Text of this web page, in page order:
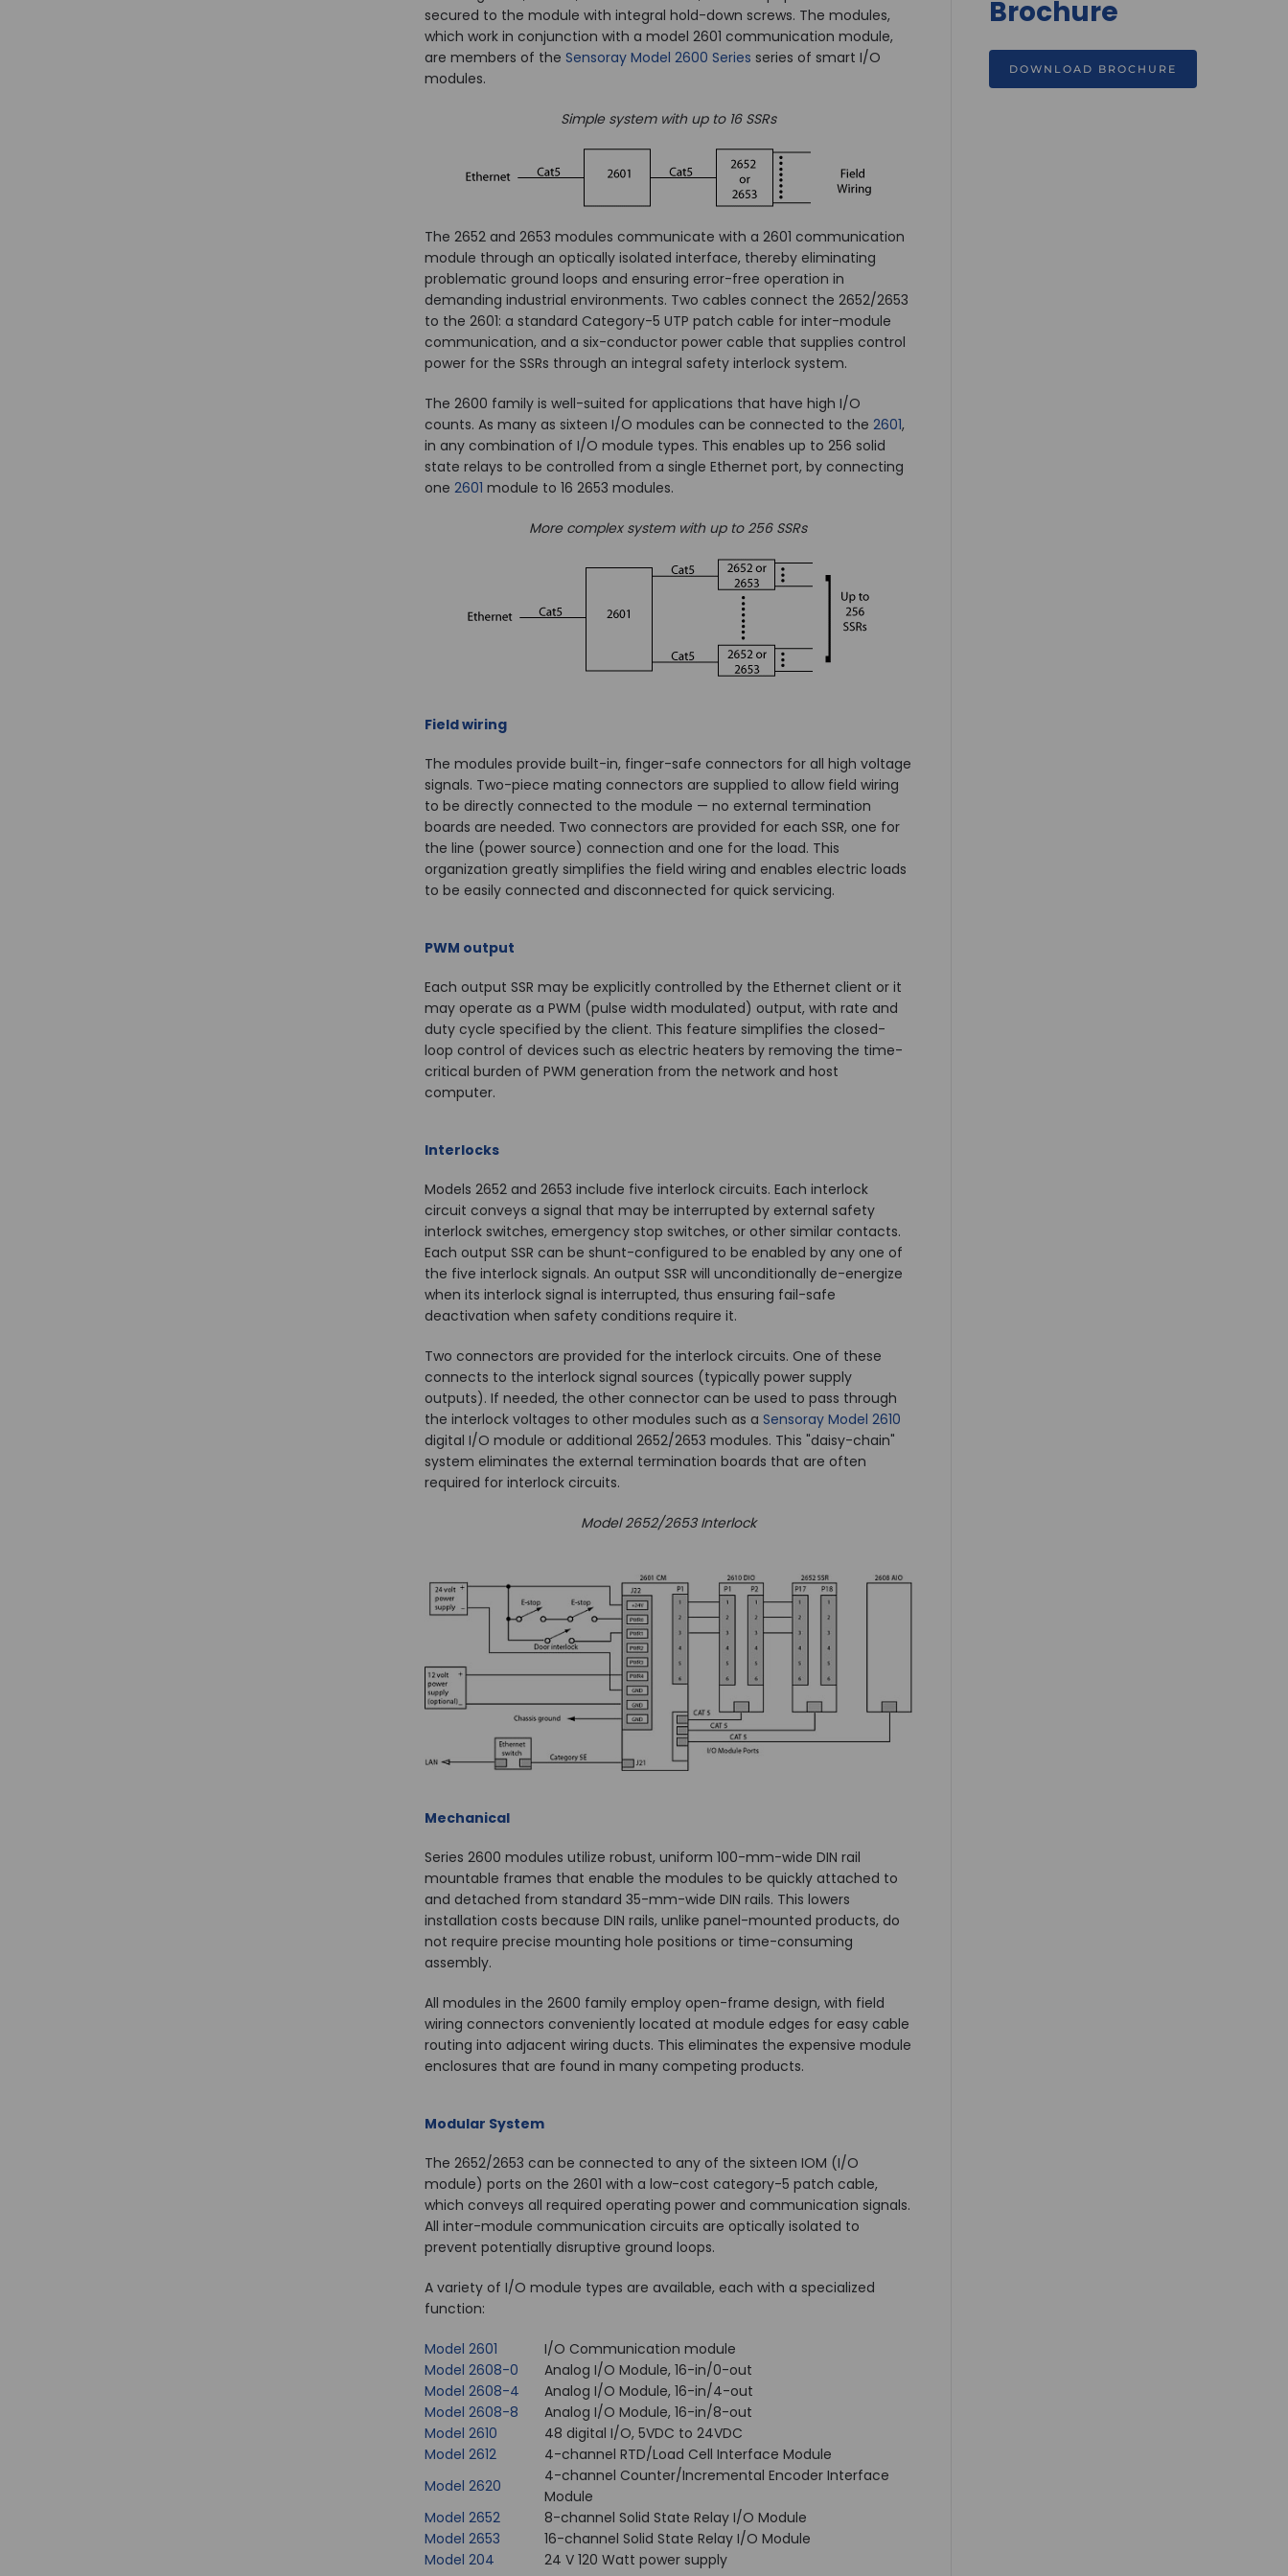
secured to the module with integral hold-down screws. The modules,
which work in conjunction with a model 2601 communication module,
are members of the Sensoray Model 2600 Series series of smart I/O
modules.
Simple system with up to 16 SSRs
The 2652 and 2653 modules communicate with a 2601 communication
module through an optically isolated interface, thereby eliminating
problematic ground loops and ensuring error-free operation in
demanding industrial environments. Two cables connect the 2652/2653
to the 2601: a standard Category-5 UTP patch cable for inter-module
communication, and a six-conductor power cable that supplies control
power for the SSRs through an integral safety interlock system.
The 2600 family is well-suited for applications that have high I/O
counts. As many as sixteen I/O modules can be connected to the 2601,
in any combination of I/O module types. This enables up to 256 solid
state relays to be controlled from a single Ethernet port, by connecting
one 2601 module to 16 2653 modules.
More complex system with up to 256 SSRs
Field wiring
The modules provide built-in, finger-safe connectors for all high voltage
signals. Two-piece mating connectors are supplied to allow field wiring
to be directly connected to the module — no external termination
boards are needed. Two connectors are provided for each SSR, one for
the line (power source) connection and one for the load. This
organization greatly simplifies the field wiring and enables electric loads
to be easily connected and disconnected for quick servicing.
PWM output
Each output SSR may be explicitly controlled by the Ethernet client or it
may operate as a PWM (pulse width modulated) output, with rate and
duty cycle specified by the client. This feature simplifies the closed-
loop control of devices such as electric heaters by removing the time-
critical burden of PWM generation from the network and host
computer.
Interlocks
Models 2652 and 2653 include five interlock circuits. Each interlock
circuit conveys a signal that may be interrupted by external safety
interlock switches, emergency stop switches, or other similar contacts.
Each output SSR can be shunt-configured to be enabled by any one of
the five interlock signals. An output SSR will unconditionally de-energize
when its interlock signal is interrupted, thus ensuring fail-safe
deactivation when safety conditions require it.
Two connectors are provided for the interlock circuits. One of these
connects to the interlock signal sources (typically power supply
outputs). If needed, the other connector can be used to pass through
the interlock voltages to other modules such as a Sensoray Model 2610
digital I/O module or additional 2652/2653 modules. This "daisy-chain"
system eliminates the external termination boards that are often
required for interlock circuits.
Model 2652/2653 Interlock
Mechanical
Series 2600 modules utilize robust, uniform 100-mm-wide DIN rail
mountable frames that enable the modules to be quickly attached to
and detached from standard 35-mm-wide DIN rails. This lowers
installation costs because DIN rails, unlike panel-mounted products, do
not require precise mounting hole positions or time-consuming
assembly.
All modules in the 2600 family employ open-frame design, with field
wiring connectors conveniently located at module edges for easy cable
routing into adjacent wiring ducts. This eliminates the expensive module
enclosures that are found in many competing products.
Modular System
The 2652/2653 can be connected to any of the sixteen IOM (I/O
module) ports on the 2601 with a low-cost category-5 patch cable,
which conveys all required operating power and communication signals.
All inter-module communication circuits are optically isolated to
prevent potentially disruptive ground loops.
A variety of I/O module types are available, each with a specialized
function:
Model 2601
I/O Communication module
Model 2608-0
Analog I/O Module, 16-in/0-out
Model 2608-4
Analog I/O Module, 16-in/4-out
Model 2608-8
Analog I/O Module, 16-in/8-out
Model 2610
48 digital I/O, 5VDC to 24VDC
Model 2612
4-channel RTD/Load Cell Interface Module
Model 2620
4-channel Counter/Incremental Encoder Interface
Module
Model 2652
8-channel Solid State Relay I/O Module
Model 2653
16-channel Solid State Relay I/O Module
Model 204
24 V 120 Watt power supply
Brochure
DOWNLOAD BROCHURE